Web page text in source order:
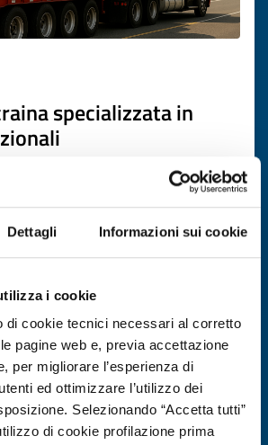
Dettagli Informazioni sui cookie
i cookie
di cookie tecnici necessari al corretto
pagine web e, previa accettazione
per migliorare l’esperienza di
ed ottimizzare l’utilizzo dei
Selezionando “Accetta tutti”
di cookie profilazione prima
specializzata in